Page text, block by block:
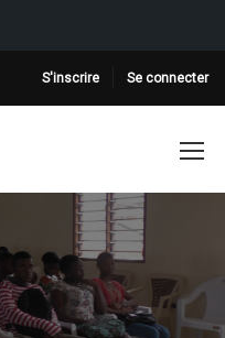
S'inscrire Se connecter